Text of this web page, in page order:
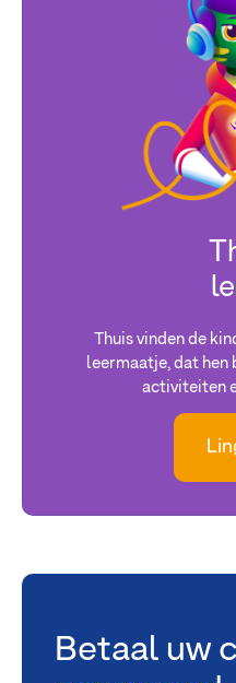
Thuis vinden de
leermaatje, dat
activiteiten
Betaal uw